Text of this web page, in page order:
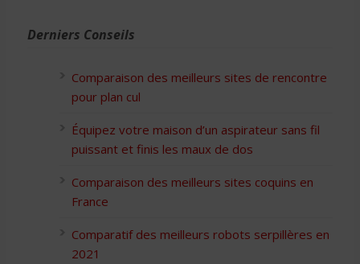
Derniers Conseils
Comparaison des meilleurs sites de rencontre
pour plan cul
Équipez votre maison d’un aspirateur sans fil
puissant et finis les maux de dos
Comparaison des meilleurs sites coquins en
France
Comparatif des meilleurs robots serpillères en
2021